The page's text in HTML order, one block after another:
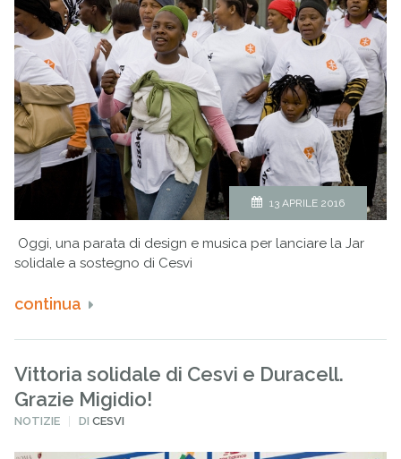
13 APRILE 2016
Oggi, una parata di design e musica per lanciare la Jar
solidale a sostegno di Cesvi
continua
Vittoria solidale di Cesvi e Duracell.
Grazie Migidio!
PUBBLICATO
NOTIZIE DICESVI